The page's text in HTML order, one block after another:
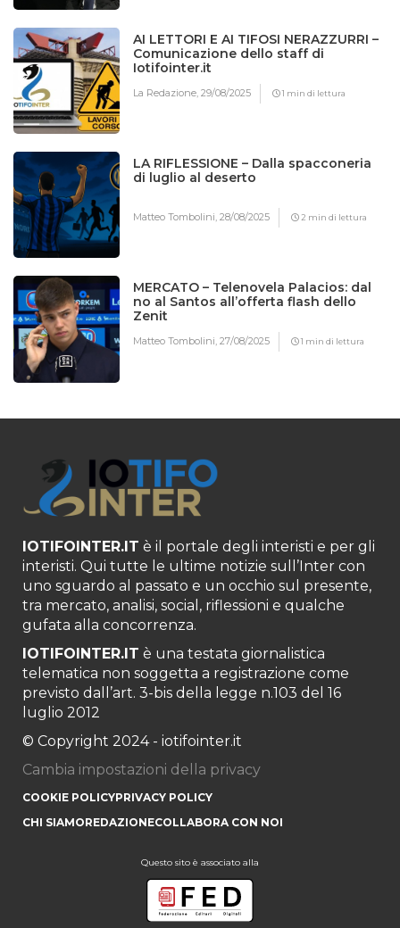
AI LETTORI E AI TIFOSI NERAZZURRI –
Comunicazione dello staff di
Iotifointer.it
La Redazione,29/08/2025 1 min di lettura
LA RIFLESSIONE – Dalla spacconeria
di luglio al deserto
Matteo Tombolini,28/08/2025 2 min di lettura
MERCATO – Telenovela Palacios: dal
no al Santos all’offerta flash dello
Zenit
Matteo Tombolini,27/08/2025 1 min di lettura
IOTIFOINTER.IT è il portale degli interisti e per gli
interisti. Qui tutte le ultime notizie sull’Inter con
uno sguardo al passato e un occhio sul presente,
tra mercato, analisi, social, riflessioni e qualche
gufata alla concorrenza.
IOTIFOINTER.IT è una testata giornalistica
telematica non soggetta a registrazione come
previsto dall’art. 3-bis della legge n.103 del 16
luglio 2012
© Copyright 2024 - iotifointer.it
Cambia impostazioni della privacy
COOKIE POLICYPRIVACY POLICY
CHI SIAMOREDAZIONECOLLABORA CON NOI
Questo sito è associato alla